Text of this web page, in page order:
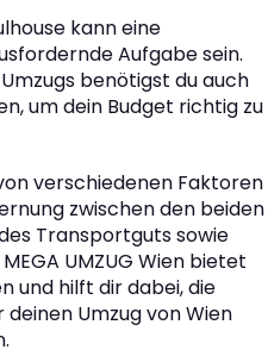
kann eine
Aufgabe sein.
benötigst du auch
um dein Budget richtig zu
verschiedenen Faktoren
zwischen den beiden
Transportguts sowie
UMZUG Wien bietet
und hilft dir dabei, die
Umzug von Wien